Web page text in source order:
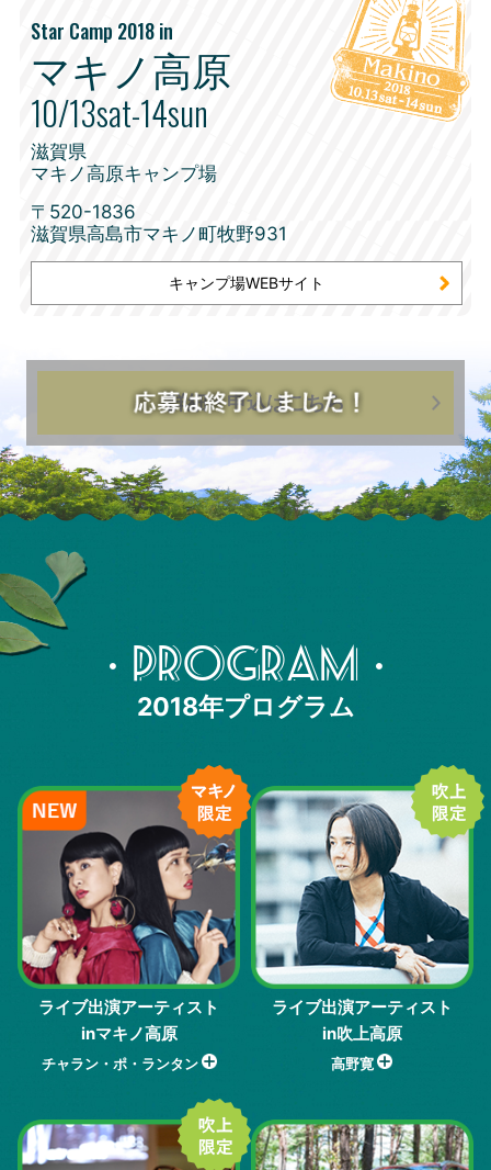
Star Camp 2018 in
マキノ高原
10/13sat-14sun
滋賀県
マキノ高原キャンプ場
〒520-1836
滋賀県高島市マキノ町牧野931
キャンプ場WEBサイト
詳細・申込はこちら
・PROGRAM・
2018年プログラム
ライブ出演アーティスト
inマキノ高原
チャラン・ポ・ランタン
ライブ出演アーティスト
in吹上高原
高野寛